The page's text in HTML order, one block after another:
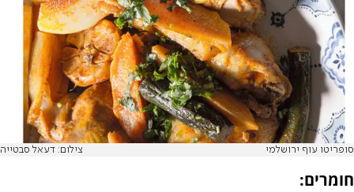
סופריטו עוף ירושלמי צילום: דעאל סבטייה
חומרים: